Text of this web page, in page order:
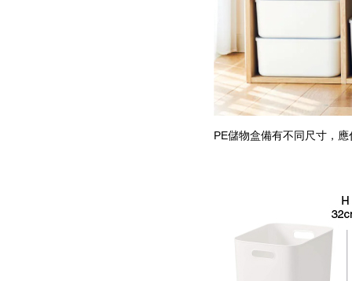
PE儲物盒備有不同尺寸，